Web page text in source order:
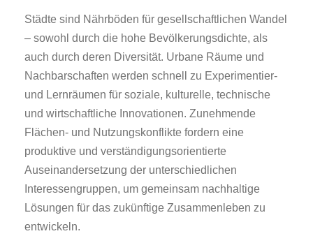
Städte sind Nährböden für gesellschaftlichen Wandel
– sowohl durch die hohe Bevölkerungsdichte, als
auch durch deren Diversität. Urbane Räume und
Nachbarschaften werden schnell zu Experimentier-
und Lernräumen für soziale, kulturelle, technische
und wirtschaftliche Innovationen. Zunehmende
Flächen- und Nutzungskonflikte fordern eine
produktive und verständigungsorientierte
Auseinandersetzung der unterschiedlichen
Interessengruppen, um gemeinsam nachhaltige
Lösungen für das zukünftige Zusammenleben zu
entwickeln.